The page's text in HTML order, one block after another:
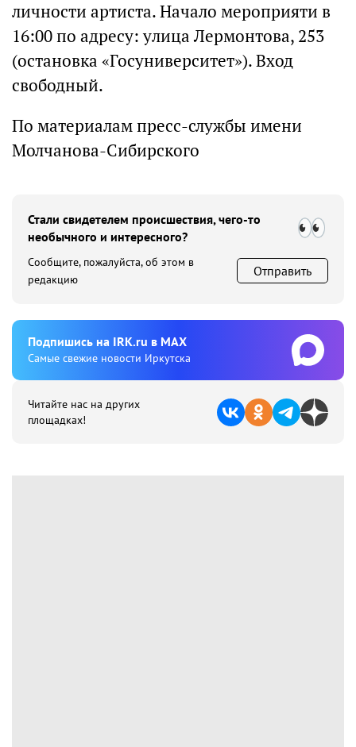
личности артиста. Начало мероприяти в
16:00 по адресу: улица Лермонтова, 253
(остановка «Госуниверситет»). Вход
свободный.
По материалам пресс-службы имени
Молчанова-Сибирского
Стали свидетелем происшествия, чего-то
необычного и интересного?
Сообщите, пожалуйста, об этом в
редакцию
Отправить
Подпишиcь на IRK.ru в MAX
Cамые свежие новости Иркутска
Читайте нас на других
площадках!